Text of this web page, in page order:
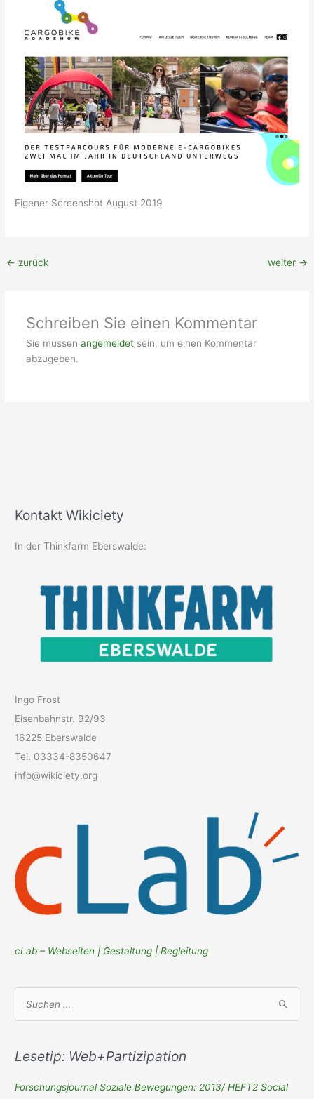
Eigener Screenshot August 2019
← zurück weiter →
Schreiben Sie einen Kommentar
Sie müssen angemeldetsein, um einen Kommentar
abzugeben.
Kontakt Wikiciety
In der Thinkfarm Eberswalde:
Ingo Frost
Eisenbahnstr. 92/93
16225 Eberswalde
Tel. 03334-8350647
info@wikiciety.org
cLab – Webseiten | Gestaltung | Begleitung
h
n
Lesetip: Web+Partizipation
Forschungsjournal Soziale Bewegungen: 2013/ HEFT2 Social